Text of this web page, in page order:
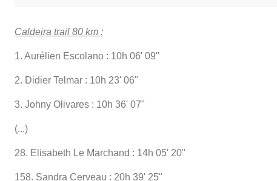
Caldeira trail 80 km :
1. Aurélien Escolano : 10h 06' 09"
2. Didier Telmar : 10h 23' 06"
3. Johny Olivares : 10h 36' 07"
(...)
28. Elisabeth Le Marchand : 14h 05' 20"
158. Sandra Cerveau : 20h 39' 25"